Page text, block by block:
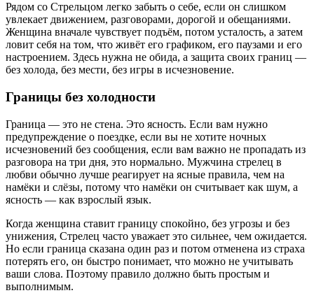
Рядом со Стрельцом легко забыть о себе, если он слишком
увлекает движением, разговорами, дорогой и обещаниями.
Женщина вначале чувствует подъём, потом усталость, а затем
ловит себя на том, что живёт его графиком, его паузами и его
настроением. Здесь нужна не обида, а защита своих границ —
без холода, без мести, без игры в исчезновение.
Границы без холодности
Граница — это не стена. Это ясность. Если вам нужно
предупреждение о поездке, если вы не хотите ночных
исчезновений без сообщения, если вам важно не пропадать из
разговора на три дня, это нормально. Мужчина стрелец в
любви обычно лучше реагирует на ясные правила, чем на
намёки и слёзы, потому что намёки он считывает как шум, а
ясность — как взрослый язык.
Когда женщина ставит границу спокойно, без угрозы и без
унижения, Стрелец часто уважает это сильнее, чем ожидается.
Но если граница сказана один раз и потом отменена из страха
потерять его, он быстро понимает, что можно не учитывать
ваши слова. Поэтому правило должно быть простым и
выполнимым.